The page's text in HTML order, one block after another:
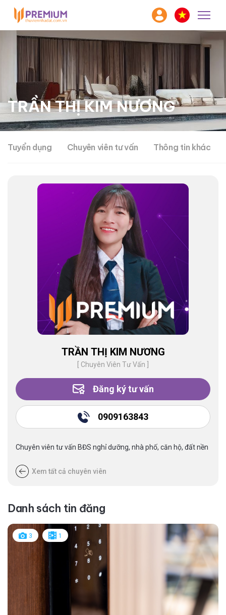
TRẦN THỊ KIM NƯƠNG
Tuyển dụng Chuyên viên tư vấn Thông tin khác
TRẦN THỊ KIM NƯƠNG
[ Chuyên Viên Tư Vấn ]
Đăng ký tư vấn
0909163843
Chuyên viên tư vấn BĐS nghỉ dưỡng, nhà phố, căn hộ, đất nền
Xem tất cả chuyên viên
Danh sách tin đăng
3 1